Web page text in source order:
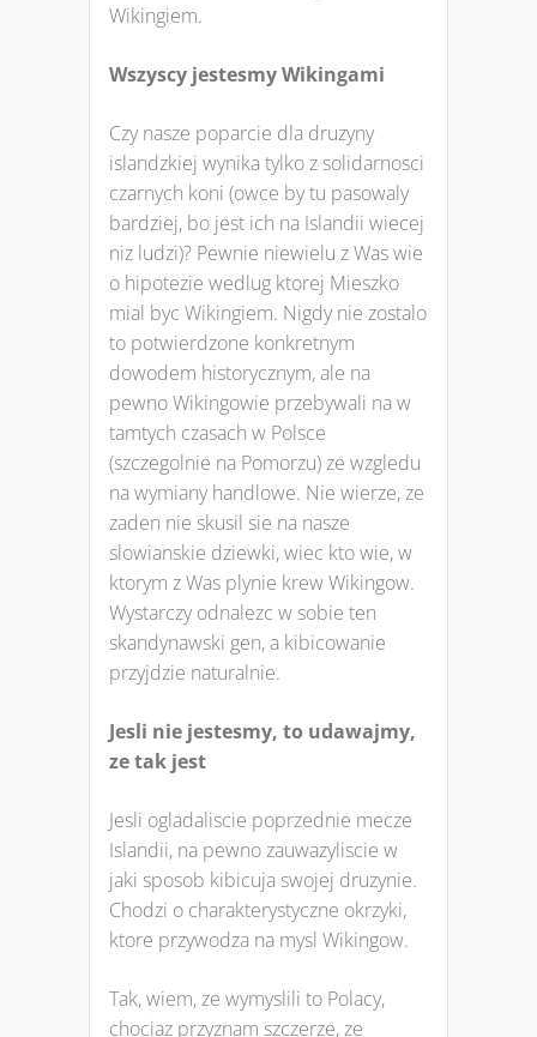
Wikingiem.
Wszyscy jestesmy Wikingami
Czy nasze poparcie dla druzyny
islandzkiej wynika tylko z solidarnosci
czarnych koni (owce by tu pasowaly
bardziej, bo jest ich na Islandii wiecej
niz ludzi)? Pewnie niewielu z Was wie
o hipotezie wedlug ktorej Mieszko
mial byc Wikingiem. Nigdy nie zostalo
to potwierdzone konkretnym
dowodem historycznym, ale na
pewno Wikingowie przebywali na w
tamtych czasach w Polsce
(szczegolnie na Pomorzu) ze wzgledu
na wymiany handlowe. Nie wierze, ze
zaden nie skusil sie na nasze
slowianskie dziewki, wiec kto wie, w
ktorym z Was plynie krew Wikingow.
Wystarczy odnalezc w sobie ten
skandynawski gen, a kibicowanie
przyjdzie naturalnie.
Jesli nie jestesmy, to udawajmy,
ze tak jest
Jesli ogladaliscie poprzednie mecze
Islandii, na pewno zauwazyliscie w
jaki sposob kibicuja swojej druzynie.
Chodzi o charakterystyczne okrzyki,
ktore przywodza na mysl Wikingow.
Tak, wiem, ze wymyslili to Polacy,
chociaz przyznam szczerze, ze